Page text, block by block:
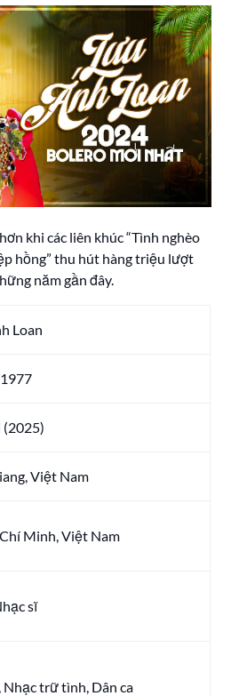
khi các liên khúc “Tình nghèo
hồng” thu hút hàng triệu lượt
năm gần đây.
Loan
Việt Nam
Minh, Việt Nam
sĩ
Nhạc trữ tình, Dân ca